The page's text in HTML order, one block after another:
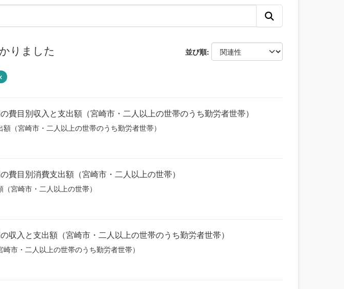
並び順
りました
費目別収入と支出額（宮崎市・二人以上の世帯のうち勤労者世帯）
（宮崎市・二人以上の世帯のうち勤労者世帯）
費目別消費支出額（宮崎市・二人以上の世帯）
宮崎市・二人以上の世帯）
収入と支出額（宮崎市・二人以上の世帯のうち勤労者世帯）
市・二人以上の世帯のうち勤労者世帯）